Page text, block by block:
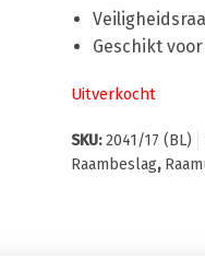
Geschikt
Uitverkocht
SKU:2041/17 (BL)
Raambeslag,